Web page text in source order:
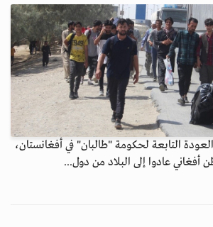
التابعة لحكومة "طالبان" في أفغانستان،
أفغاني عادوا إلى البلاد من دول...